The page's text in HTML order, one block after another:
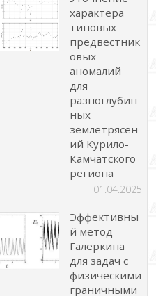
характера
типовых
предвестник
овых
аномалий
для
разноглубин
ных
землетрясен
ий Курило-
Камчатского
региона
01.04.2025
Эффективны
й метод
Галеркина
для задач с
физическими
граничными